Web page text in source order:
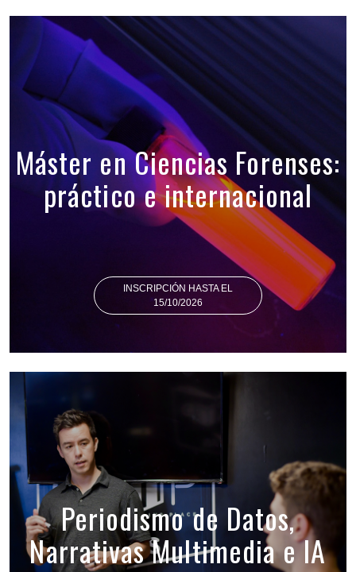
Máster en Ciencias Forenses:
práctico e internacional
INSCRIPCIÓN HASTA EL
15/10/2026
Periodismo de Datos,
Narrativas Multimedia e IA